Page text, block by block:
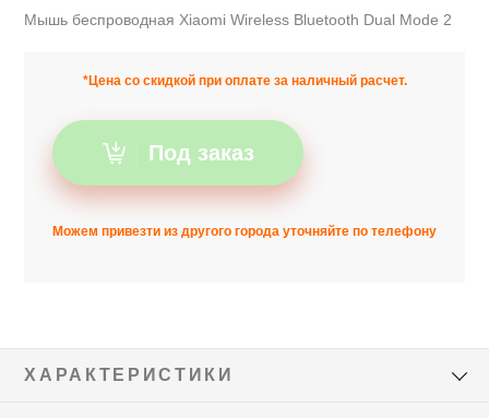
Мышь беспроводная Xiaomi Wireless Bluetooth Dual Mode 2
*Цена со скидкой при оплате за наличный расчет.
Под заказ
Можем привезти из другого города уточняйте по телефону
ХАРАКТЕРИСТИКИ